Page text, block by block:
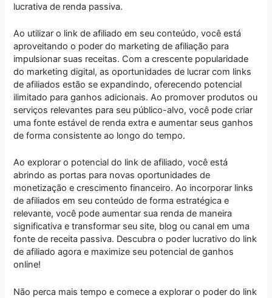
lucrativa de renda passiva.
Ao utilizar o link de afiliado em seu conteúdo, você está
aproveitando o poder do marketing de afiliação para
impulsionar suas receitas. Com a crescente popularidade
do marketing digital, as oportunidades de lucrar com links
de afiliados estão se expandindo, oferecendo potencial
ilimitado para ganhos adicionais. Ao promover produtos ou
serviços relevantes para seu público-alvo, você pode criar
uma fonte estável de renda extra e aumentar seus ganhos
de forma consistente ao longo do tempo.
Ao explorar o potencial do link de afiliado, você está
abrindo as portas para novas oportunidades de
monetização e crescimento financeiro. Ao incorporar links
de afiliados em seu conteúdo de forma estratégica e
relevante, você pode aumentar sua renda de maneira
significativa e transformar seu site, blog ou canal em uma
fonte de receita passiva. Descubra o poder lucrativo do link
de afiliado agora e maximize seu potencial de ganhos
online!
Não perca mais tempo e comece a explorar o poder do link